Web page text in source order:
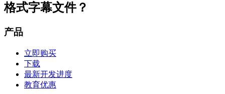
格式字幕文件？
产品
立即购买
下载
最新开发进度
教育优惠